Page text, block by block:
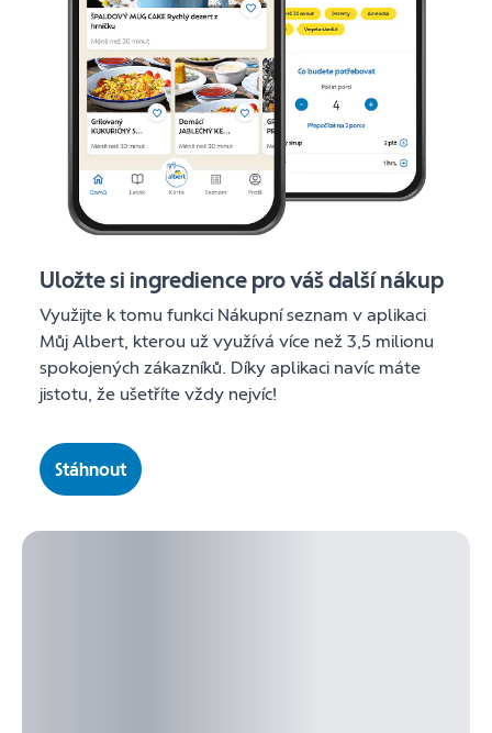
Uložte si ingredience pro váš další nákup
Využijte k tomu funkci Nákupní seznam v aplikaci
Můj Albert, kterou už využívá více než 3,5 milionu
spokojených zákazníků. Díky aplikaci navíc máte
jistotu, že ušetříte vždy nejvíc!
Stáhnout